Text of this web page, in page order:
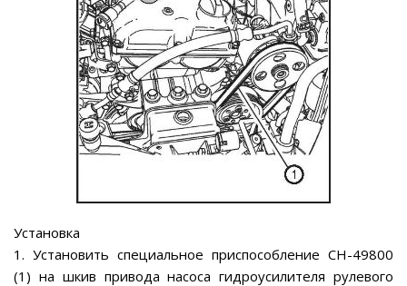
Установка
1. Установить специальное приспособление СН-49800
(1) на шкив привода насоса гидроусилителя рулевого